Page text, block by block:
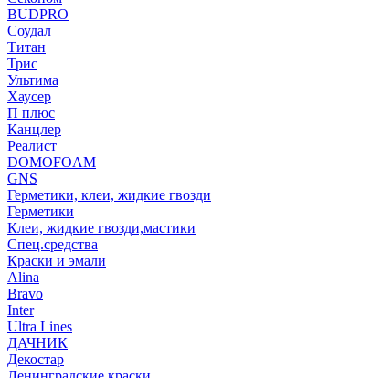
BUDPRO
Соудал
Титан
Трис
Ультима
Хаусер
П плюс
Канцлер
Реалист
DOMOFOAM
GNS
Герметики, клеи, жидкие гвозди
Герметики
Клеи, жидкие гвозди,мастики
Спец.средства
Краски и эмали
Alina
Bravo
Inter
Ultra Lines
ДАЧНИК
Декостар